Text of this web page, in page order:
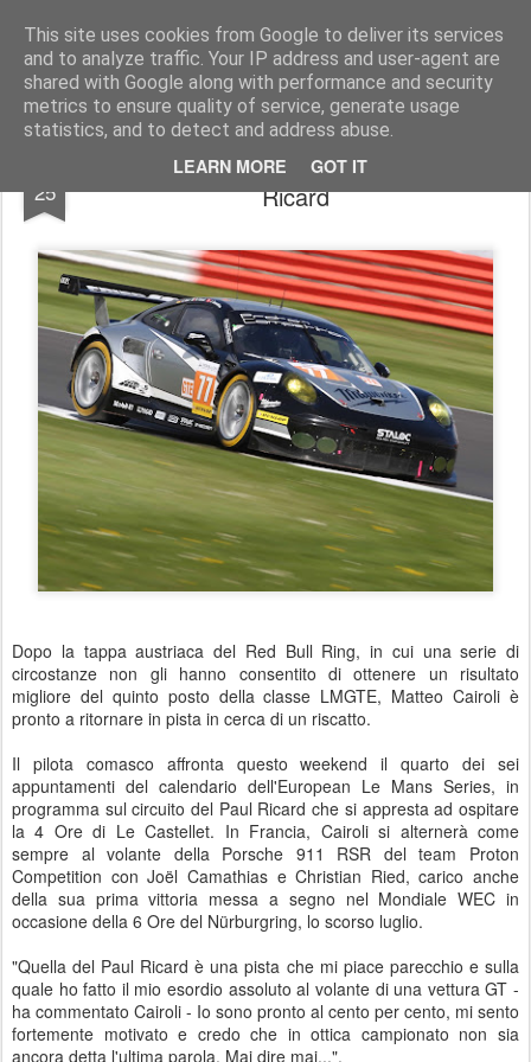
This site uses cookies from Google to deliver its services
and to analyze traffic. Your IP address and user-agent are
shared with Google along with performance and security
metrics to ensure quality of service, generate usage
statistics, and to detect and address abuse.
LEARN MORE GOT IT
AutoMotoCorse. Motorsport Random News 280912
25
ELMS - Matteo Cairoli pronto per il Paul
Ricard
Dopo la tappa austriaca del Red Bull Ring, in cui una serie di
circostanze non gli hanno consentito di ottenere un risultato
migliore del quinto posto della classe LMGTE, Matteo Cairoli è
pronto a ritornare in pista in cerca di un riscatto.
Il pilota comasco affronta questo weekend il quarto dei sei
appuntamenti del calendario dell'European Le Mans Series, in
programma sul circuito del Paul Ricard che si appresta ad ospitare
la 4 Ore di Le Castellet. In Francia, Cairoli si alternerà come
sempre al volante della Porsche 911 RSR del team Proton
Competition con Joël Camathias e Christian Ried, carico anche
della sua prima vittoria messa a segno nel Mondiale WEC in
occasione della 6 Ore del Nürburgring, lo scorso luglio.
"Quella del Paul Ricard è una pista che mi piace parecchio e sulla
quale ho fatto il mio esordio assoluto al volante di una vettura GT -
ha commentato Cairoli - Io sono pronto al cento per cento, mi sento
fortemente motivato e credo che in ottica campionato non sia
ancora detta l'ultima parola. Mai dire mai...".